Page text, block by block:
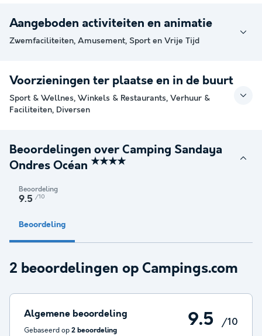
Aangeboden activiteiten en animatie
Zwemfaciliteiten, Amusement, Sport en Vrije Tijd
Voorzieningen ter plaatse en in de buurt
Sport & Wellnes, Winkels & Restaurants, Verhuur &
Faciliteiten, Diversen
Beoordelingen over Camping Sandaya
Ondres Océan ★★★★
Beoordeling
9.5 /10
Beoordeling
2 beoordelingen op Campings.com
Algemene beoordeling
Gebaseerd op 2 beoordeling
9.5 /10